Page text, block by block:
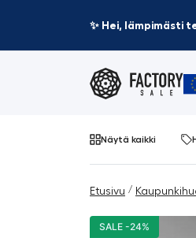
✨ Hei, lämpimästi
Näytä kaikki
Etusivu /
SALE -24%